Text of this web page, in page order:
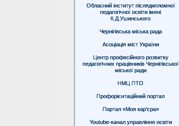
Обласний інститут післядипломної
педагогічної освіти імені
К.Д.Ушинського
Чернігівська міська рада
Асоціація міст України
Центр професійного розвитку
педагогічних працівників Чернігівської
міської ради
НМЦ ПТО
Профорієнтаційний портал
Портал «Моя кар’єра»
Youtube-канал управління освіти